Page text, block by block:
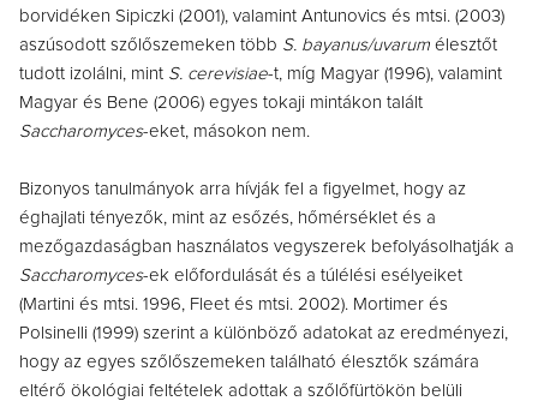
borvidéken Sipiczki (2001), valamint Antunovics és mtsi. (2003)
aszúsodott szőlőszemeken több S. bayanus/uvarum élesztőt
tudott izolálni, mint S. cerevisiae-t, míg Magyar (1996), valamint
Magyar és Bene (2006) egyes tokaji mintákon talált
Saccharomyces-eket, másokon nem.
Bizonyos tanulmányok arra hívják fel a figyelmet, hogy az
éghajlati tényezők, mint az esőzés, hőmérséklet és a
mezőgazdaságban használatos vegyszerek befolyásolhatják a
Saccharomyces-ek előfordulását és a túlélési esélyeiket
(Martini és mtsi. 1996, Fleet és mtsi. 2002). Mortimer és
Polsinelli (1999) szerint a különböző adatokat az eredményezi,
hogy az egyes szőlőszemeken található élesztők számára
eltérő ökológiai feltételek adottak a szőlőfürtökön belüli